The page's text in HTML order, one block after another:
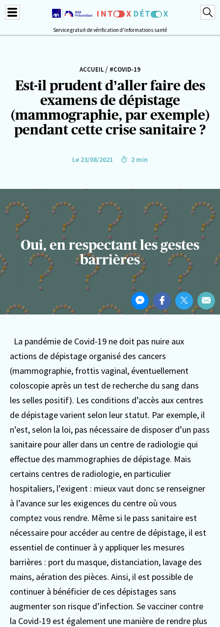
Service gratuit de vérification d'informations santé
ACCUEIL / #COVID-19
Est-il prudent d’aller faire des
examens de dépistage
(mammographie, par exemple)
pendant cette crise sanitaire ?
Le 23/08/2021 2 min
Oui, en respectant les gestes
barrières
Partager
cetPartager
sur
Partager
sur
Partager
sur Par
La pandémie de Covid-19 ne doit pas nuire aux
actions de dépistage organisé des cancers
(mammographie, frottis vaginal, éventuellement
coloscopie après un test de recherche du sang dans
les selles positif). Les conditions d’accès aux centres
de dépistage varient selon leur statut. Par exemple, il
n’est, selon la loi, pas nécessaire de disposer d’un pass
sanitaire pour aller dans un centre de radiologie qui
effectue des mammographies de dépistage. Mais
certains centres de radiologie, en particulier
hospitaliers, l’exigent : mieux vaut donc se renseigner
à l’avance sur les exigences du centre où vous
comptez vous rendre. Même si le pass sanitaire est
nécessaire pour accéder au centre de dépistage, il est
essentiel de continuer à y appliquer les mesures
barrières : port du masque, distanciation, lavage des
mains, aération des pièces. Ainsi, il est possible de
continuer à bénéficier de ces dépistages sans
augmenter son risque d’infection. Se vacciner contre
la Covid-19 est également une manière de rendre plus